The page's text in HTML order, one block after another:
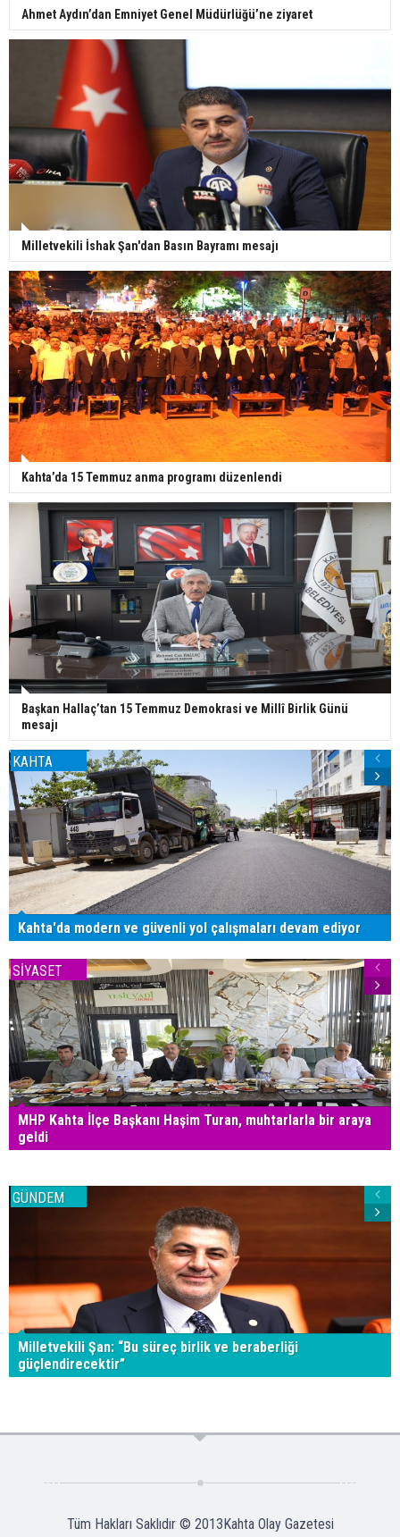
Ahmet Aydın’dan Emniyet Genel Müdürlüğü’ne ziyaret
Milletvekili İshak Şan'dan Basın Bayramı mesajı
Kahta’da 15 Temmuz anma programı düzenlendi
Başkan Hallaç’tan 15 Temmuz Demokrasi ve Millî Birlik Günü
mesajı
KAHTA
Kahta'da modern ve güvenli yol çalışmaları devam ediyor
SİYASET
MHP Kahta İlçe Başkanı Haşim Turan, muhtarlarla bir araya
geldi
GÜNDEM
Milletvekili Şan: “Bu süreç birlik ve beraberliği
güçlendirecektir”
Tüm Hakları Saklıdır © 2013 Kahta Olay Gazetesi